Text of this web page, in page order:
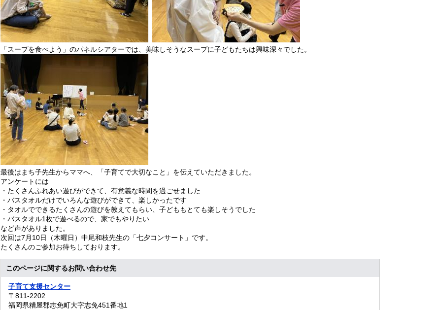
​「スープを食べよう」のパネルシアターでは、美味しそうなスープに子どもたちは興味深々でした。
​最後はまち子先生からママへ、「子育てで大切なこと」を伝えていただきました。
​​アンケートには
・たくさんふれあい遊びができて、有意義な時間を過ごせました
・バスタオルだけでいろんな遊びができて、楽しかったです
・タオルでできるたくさんの遊びを教えてもらい、子どももとても楽しそうでした
・バスタオル1枚で遊べるので、家でもやりたい
など声がありました。
次回は7月10日（木曜日）中尾和枝先生の「七夕コンサート」です。
たくさんのご参加お待ちしております。​
このページに関するお問い合わせ先
子育て支援センター
〒811-2202
福岡県糟屋郡志免町大字志免451番地1